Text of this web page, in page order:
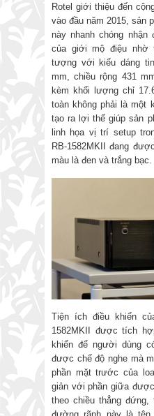
Rotel giới thiệu đến
vào đầu năm 2015, sản
này nhanh chóng
của giới mộ điệu nhờ
tượng với kiểu dáng
mm, chiều rộng 431
kèm khối lượng chỉ
toàn không phải là một
tạo ra lợi thế giúp sản
linh họa vị trí setup
RB-1582MKII đang
màu là đen và trắng bạc.
Tiện ích điều khiển
1582MKII được tích
khiển để người dùng
được chế độ nghe mà
phần mặt trước của
giản với phần giữa
theo chiều thẳng